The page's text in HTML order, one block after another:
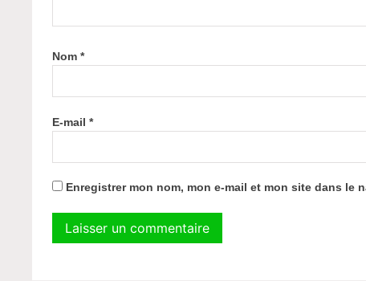
Nom*
E-mail*
Enregistrer mon nom, mon e-mail et mon site dans le